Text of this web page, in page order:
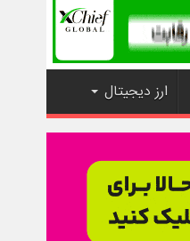
ارز دیجیتال